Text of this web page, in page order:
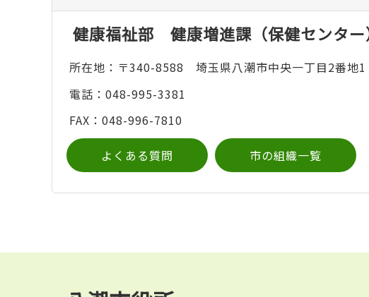
健康福祉部 健康増進課（保健センタ
所在地：〒340-8588 埼玉県八潮市中央一丁目2番地1
電話：048-995-3381
FAX：048-996-7810
よくある質問 市の組織一覧